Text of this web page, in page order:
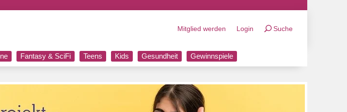
Mitglied werden Login Suche
Fantasy & SciFi Teens Kids Gesundheit Gewinnspiele